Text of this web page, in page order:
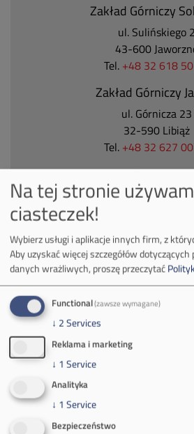
Zakład Górniczy
ul. Sulińskiego 2
43-600
Tel. +48 32 618
Zakład Górniczy
ul. Górnicza 23
32-590 Libiąż
Tel. +48 32 627
Zakład Górniczy
ul.Kościuszki 1
Kontakt dla
mail:media@pkw-
(poniedziałek-piątek
Na tej stronie
ciasteczek!
Wybierz usługi i aplikacje innych firm, z
Aby uzyskać więcej szczegółów
danych wrażliwych, proszę przeczytać
Functional(zawsze wymagane)
↓ 2Services
Reklama i marketing
↓ 1 Service
Analityka
↓ 1 Service
Bezpieczeństwo